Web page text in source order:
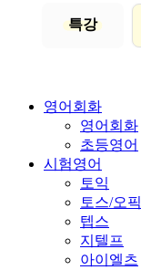
특강
영어회화
영어회화
초등영어
시험영어
토익
토스/오픽
텝스
지텔프
아이엘츠